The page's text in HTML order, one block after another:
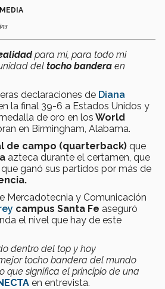
para mí, para todo mi
del tocho bandera en
declaraciones de Diana
la final 39-6 a Estados Unidos y
de oro en los World
en Birmingham, Alabama.
de campo (quarterback) que
azteca durante el certamen, que
ganó sus partidos por más de
Mercadotecnia y Comunicación
campus Santa Fe aseguró
el nivel que hay de este
dentro del top y hoy
tocho bandera del mundo
que significa el principio de una
en entrevista.